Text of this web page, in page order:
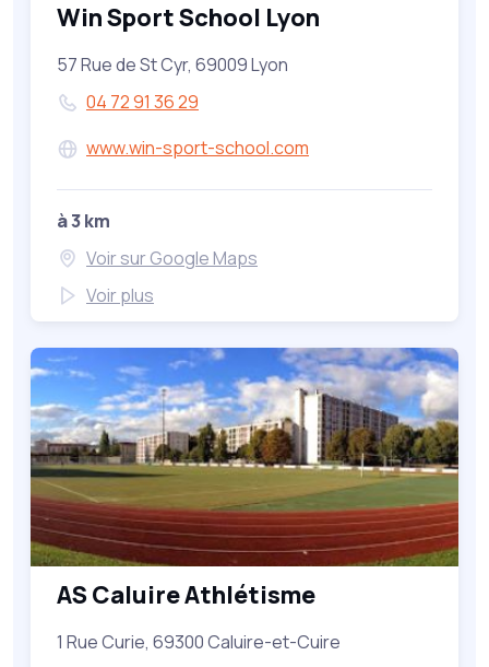
Win Sport School Lyon
57 Rue de St Cyr, 69009 Lyon
04 72 91 36 29
www.win-sport-school.com
à 3 km
Voir sur Google Maps
Voir plus
AS Caluire Athlétisme
1 Rue Curie, 69300 Caluire-et-Cuire